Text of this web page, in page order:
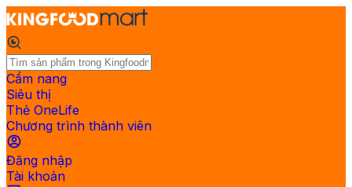
Cẩm nang
Siêu thị
Thẻ OneLife
Chương trình thành viên
Đăng nhập
Tài khoản